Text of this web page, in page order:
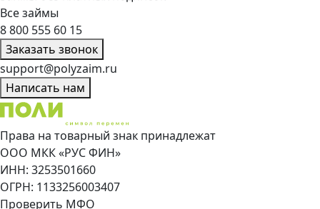
Все займы
8 800 555 60 15
Заказать звонок
support@polyzaim.ru
Написать нам
Права на товарный знак принадлежат
ООО МКК «РУС ФИН»
ИНН: 3253501660
ОГРН: 1133256003407
Проверить МФО